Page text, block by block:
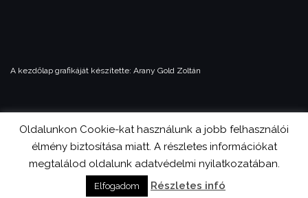
A kezdőlap grafikáját készítette: Arany Gold Zoltán
© 2023 Magyar Független Film és Video Szövetség
Theme byColorlibPowered byWordPress
Oldalunkon Cookie-kat használunk a jobb felhasználói
élmény biztosítása miatt. A részletes információkat
megtalálod oldalunk adatvédelmi nyilatkozatában.
Elfogadom Részletes infó